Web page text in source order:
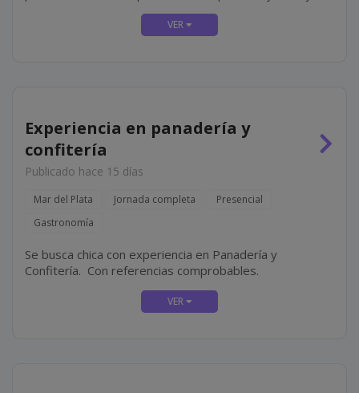
equipo. Disponibilidad full-time.
Experiencia en panadería y
confitería
Publicado hace 15 días
Mar del Plata Jornada completa
Presencial
Gastronomía
Se busca chica con experiencia en Panadería y
Confitería. Con referencias comprobables.